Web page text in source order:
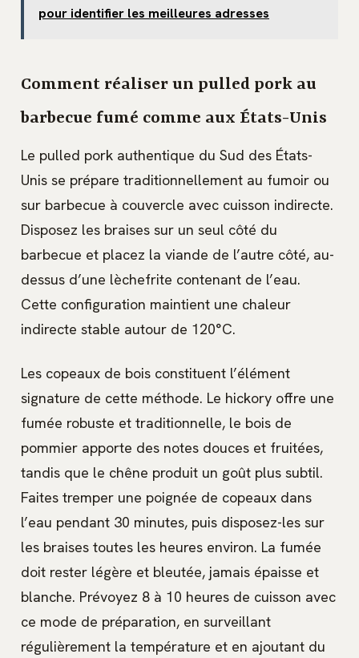
pour identifier les meilleures adresses
Comment réaliser un pulled pork au
barbecue fumé comme aux États-Unis
Le pulled pork authentique du Sud des États-
Unis se prépare traditionnellement au fumoir ou
sur barbecue à couvercle avec cuisson indirecte.
Disposez les braises sur un seul côté du
barbecue et placez la viande de l’autre côté, au-
dessus d’une lèchefrite contenant de l’eau.
Cette configuration maintient une chaleur
indirecte stable autour de 120°C.
Les copeaux de bois constituent l’élément
signature de cette méthode. Le hickory offre une
fumée robuste et traditionnelle, le bois de
pommier apporte des notes douces et fruitées,
tandis que le chêne produit un goût plus subtil.
Faites tremper une poignée de copeaux dans
l’eau pendant 30 minutes, puis disposez-les sur
les braises toutes les heures environ. La fumée
doit rester légère et bleutée, jamais épaisse et
blanche. Prévoyez 8 à 10 heures de cuisson avec
ce mode de préparation, en surveillant
régulièrement la température et en ajoutant du